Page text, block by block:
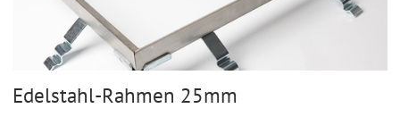
Edelstahl-Rahmen 25mm